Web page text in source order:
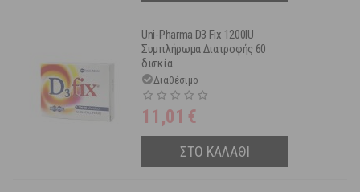
Uni-Pharma D3 Fix 1200IU
Συμπλήρωμα Διατροφής 60
δισκία
Διαθέσιμο
11,01 €
ΣΤΟ ΚΑΛΑΘΙ